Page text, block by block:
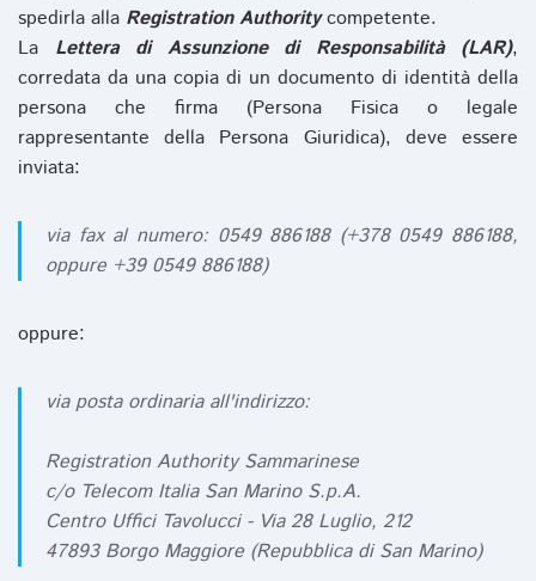
spedirla alla Registration Authoritycompetente.
La Lettera di Assunzione di Responsabilità (LAR),
corredata da una copia di un documento di identità della
persona che firma (Persona Fisica o legale
rappresentante della Persona Giuridica), deve essere
inviata:
via fax al numero: 0549 886188 (+378 0549 886188,
oppure +39 0549 886188)
oppure:
via posta ordinaria all'indirizzo:
Registration Authority Sammarinese
c/o Telecom Italia San Marino S.p.A.
Centro Uffici Tavolucci - Via 28 Luglio, 212
47893 Borgo Maggiore (Repubblica di San Marino)